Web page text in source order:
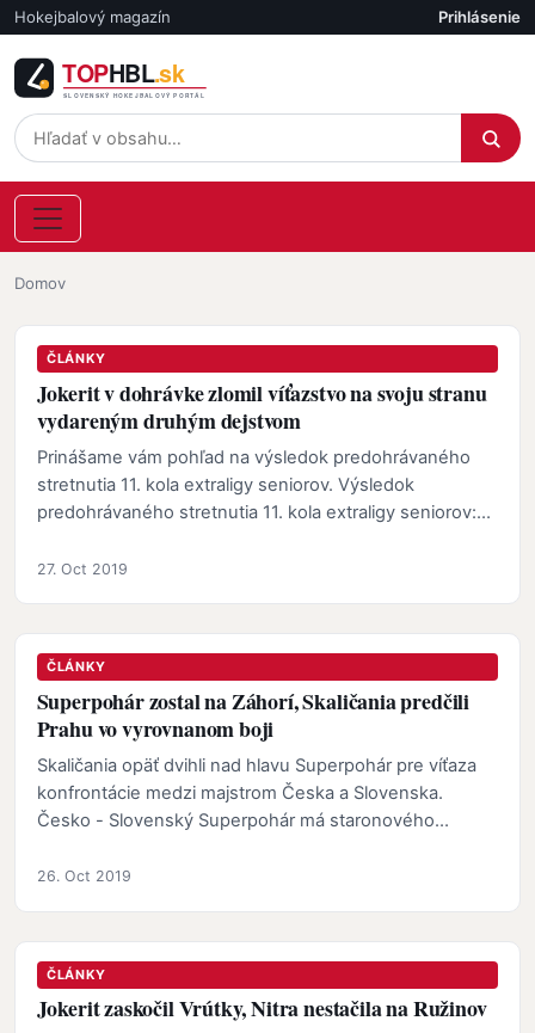
Skočiť na hlavný obsah
Hokejbalový magazín Účet
Prihlásenie
Omrvinka
Domov
ČLÁNKY
Jokerit v dohrávke zlomil víťazstvo na svoju stranu
vydareným druhým dejstvom
Prinášame vám pohľad na výsledok predohrávaného
stretnutia 11. kola extraligy seniorov. Výsledok
predohrávaného stretnutia 11. kola extraligy seniorov:
27. Oct 2019
ČLÁNKY
Superpohár zostal na Záhorí, Skaličania predčili
Prahu vo vyrovnanom boji
Skaličania opäť dvihli nad hlavu Superpohár pre víťaza
konfrontácie medzi majstrom Česka a Slovenska.
Česko - Slovenský Superpohár má staronového
26. Oct 2019
ČLÁNKY
Jokerit zaskočil Vrútky, Nitra nestačila na Ružinov